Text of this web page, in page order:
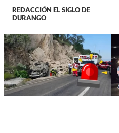
REDACCIÓN EL SIGLO DE
DURANGO